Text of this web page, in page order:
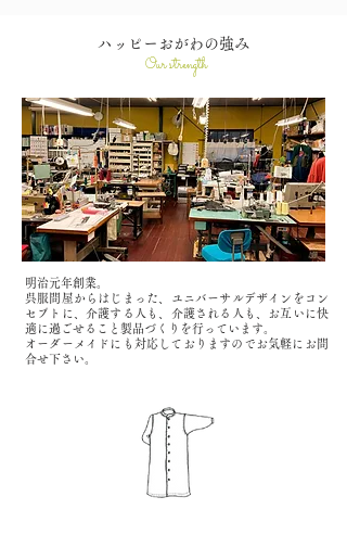
​ハッピーおがわの強み
Our strength
明治元年創業。
呉服問屋からはじまった、ユニバーサルデザインをコン
セプトに、介護する人も、介護される人も、お互いに快
適に過ごせること製品づくりを行っています。
​オーダーメイドにも対応しておりますのでお気軽にお問
合せ下さい。